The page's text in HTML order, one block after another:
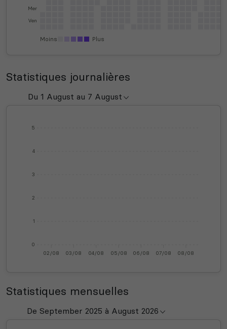
Mer
Ven
Moins Plus
Statistiques journalières
0
1
2
3
4
5
02/08 03/08 04/08 05/08 06/08 07/08 08/08
Statistiques mensuelles